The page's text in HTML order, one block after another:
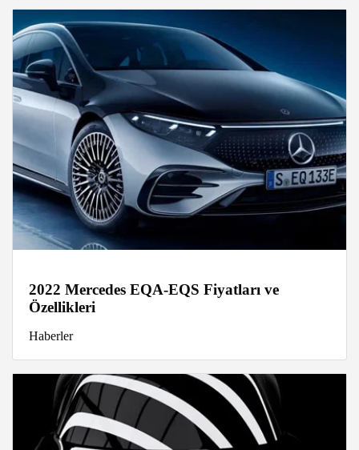
2022 Mercedes EQA-EQS Fiyatları ve
Özellikleri
Haberler